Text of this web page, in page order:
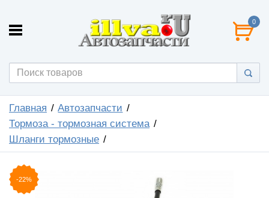
0
Главная
Автозапчасти
Тормоза - тормозная система
Шланги тормозные
-22%